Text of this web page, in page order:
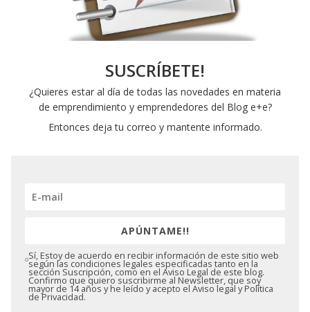
SUSCRÍBETE!
¿Quieres estar al día de todas las novedades en materia
de emprendimiento y emprendedores del Blog e+e?
Entonces deja tu correo y mantente informado.
APÚNTAME!!
Sí, Estoy de acuerdo en recibir información de este sitio web
según las condiciones legales especificadas tanto en la
sección Suscripción, como en el Aviso Legal de este blog.
Confirmo que quiero suscribirme al Newsletter, que soy
mayor de 14 años y he leído y acepto el Aviso legal y Política
de Privacidad.